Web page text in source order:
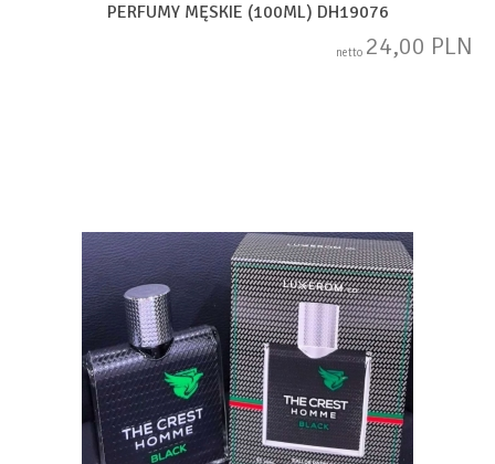
PERFUMY MĘSKIE (100ML) DH19076
netto 24,00 PLN